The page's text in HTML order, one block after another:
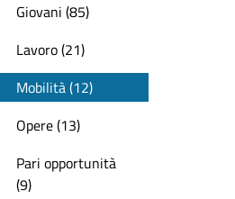
Giovani (85)
Lavoro (21)
Mobilità (12)
Opere (13)
Pari opportunità
(9)